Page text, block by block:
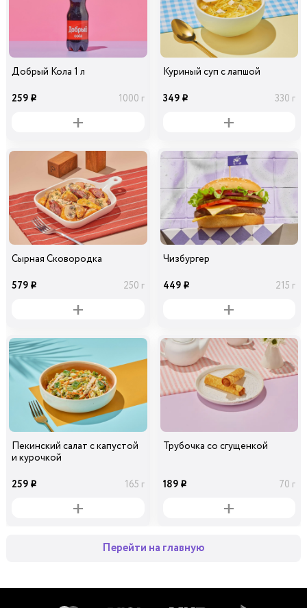
Добрый Кола 1 л
259 i 1000 г
Куриный суп с лапшой
349 i 330 г
Сырная Сковородка
579 i 250 г
Чизбургер
449 i 215 г
Пекинский салат с капустой
и курочкой
259 i 165 г
Трубочка со сгущенкой
189 i 70 г
Перейти на главную